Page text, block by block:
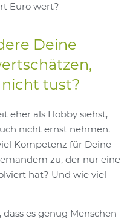
Euro wert?
Deine
tust?
eher als Hobby siehst,
nicht ernst nehmen.
Kompetenz für Deine
zu, der nur eine
hat? Und wie viel
es genug Menschen